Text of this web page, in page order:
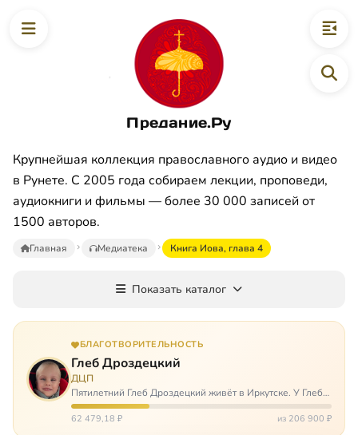
Предание.Ру
Крупнейшая коллекция православного аудио и видео
в Рунете. С 2005 года собираем лекции, проповеди,
аудиокниги и фильмы — более 30 000 записей от
1500 авторов.
Главная Медиатека Книга Иова, глава 4
Показать каталог
БЛАГОТВОРИТЕЛЬНОСТЬ
Глеб Дроздецкий
ДЦП
Пятилетний Глеб Дроздецкий живёт в Иркутске. У Глеба
ДЦП из-за перенесённого в младенчестве менингита,
но его положение осложняется эпилепсией, с которой
62 479,18 ₽ из 206 900 ₽